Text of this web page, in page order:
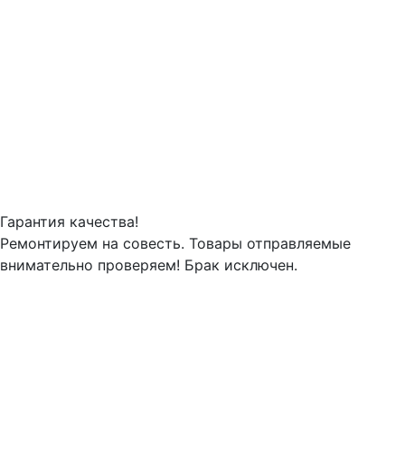
Гарантия качества!
Ремонтируем на совесть. Товары отправляемые
внимательно проверяем! Брак исключен.